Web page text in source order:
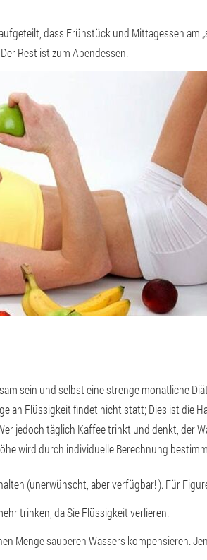
dass Frühstück und Mittagessen am
Rest ist zum Abendessen.
sein und selbst eine strenge monatliche
an Flüssigkeit findet nicht statt; Dies ist die
jedoch täglich Kaffee trinkt und denkt, der
wird durch individuelle Berechnung
(unerwünscht, aber verfügbar! ). Für
trinken, da Sie Flüssigkeit verlieren.
Menge sauberen Wassers kompensieren.